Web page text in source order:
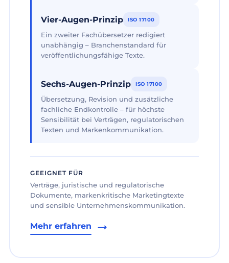
Vier-Augen-Prinzip ISO 17100
Ein zweiter Fachübersetzer redigiert
unabhängig – Branchenstandard für
veröffentlichungsfähige Texte.
Sechs-Augen-Prinzip ISO 17100
Übersetzung, Revision und zusätzliche
fachliche Endkontrolle – für höchste
Sensibilität bei Verträgen, regulatorischen
Texten und Markenkommunikation.
GEEIGNET FÜR
Verträge, juristische und regulatorische
Dokumente, markenkritische Marketingtexte
und sensible Unternehmenskommunikation.
Mehr erfahren